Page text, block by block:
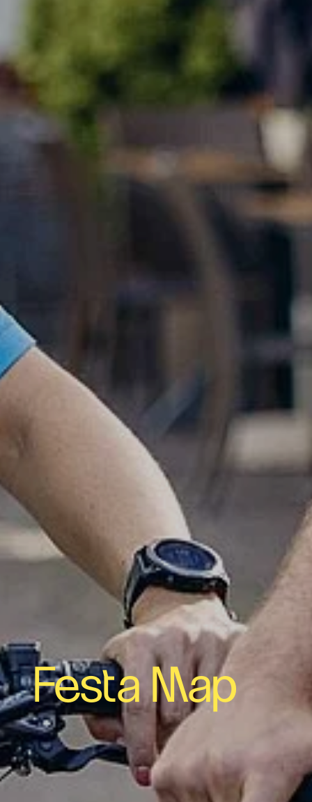
Festa Map